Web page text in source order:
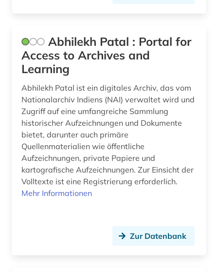
bio- und geophysik (1)
biologie (1)
biologiestudium (1)
biomedizinische technik (1)
biowissenschaften (1)
book e (1)
Abhilekh Patal : Portal for
Access to Archives and
Learning
Abhilekh Patal ist ein digitales Archiv, das vom
Nationalarchiv Indiens (NAI) verwaltet wird und
Zugriff auf eine umfangreiche Sammlung
historischer Aufzeichnungen und Dokumente
bietet, darunter auch primäre
Quellenmaterialien wie öffentliche
Aufzeichnungen, private Papiere und
kartografische Aufzeichnungen. Zur Einsicht der
Volltexte ist eine Registrierung erforderlich.
Mehr Informationen
Zur Datenbank